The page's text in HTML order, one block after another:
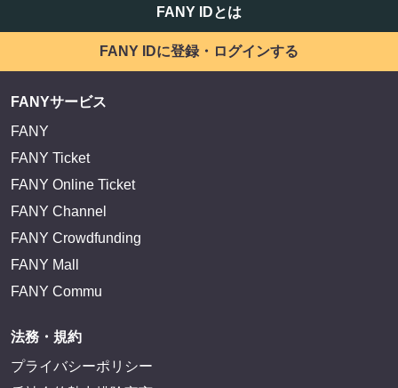
FANY IDとは
FANY IDに登録・ログインする
FANYサービス
FANY
FANY Ticket
FANY Online Ticket
FANY Channel
FANY Crowdfunding
FANY Mall
FANY Commu
法務・規約
プライバシーポリシー